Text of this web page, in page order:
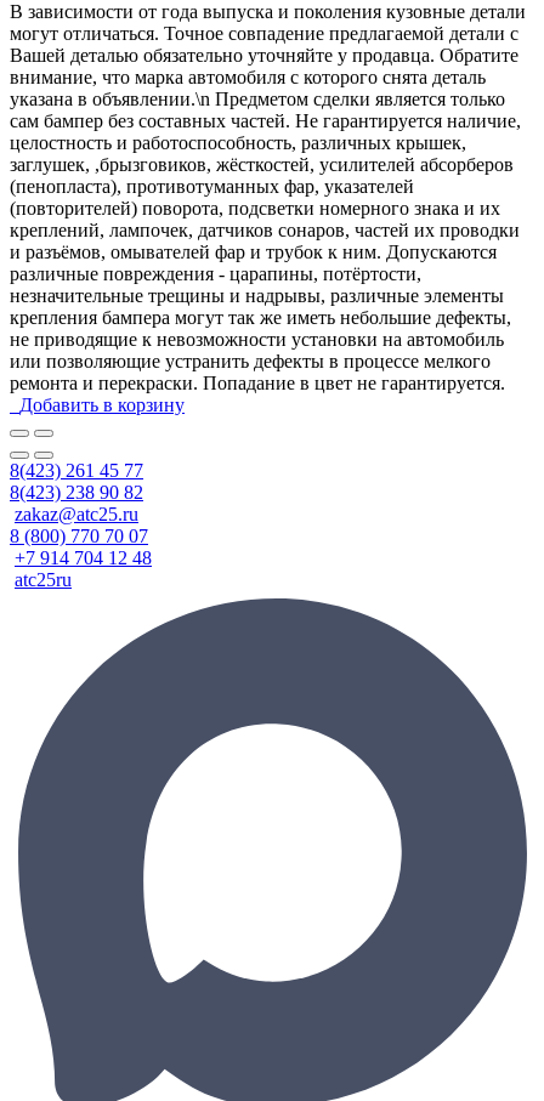
В зависимости от года выпуска и поколения кузовные детали
могут отличаться. Точное совпадение предлагаемой детали с
Вашей деталью обязательно уточняйте у продавца. Обратите
внимание, что марка автомобиля с которого снята деталь
указана в объявлении.\n Предметом сделки является только
сам бампер без составных частей. Не гарантируется наличие,
целостность и работоспособность, различных крышек,
заглушек, ,брызговиков, жёсткостей, усилителей абсорберов
(пенопласта), противотуманных фар, указателей
(повторителей) поворота, подсветки номерного знака и их
креплений, лампочек, датчиков сонаров, частей их проводки
и разъёмов, омывателей фар и трубок к ним. Допускаются
различные повреждения - царапины, потёртости,
незначительные трещины и надрывы, различные элементы
крепления бампера могут так же иметь небольшие дефекты,
не приводящие к невозможности установки на автомобиль
или позволяющие устранить дефекты в процессе мелкого
ремонта и перекраски. Попадание в цвет не гарантируется.
Добавить в корзину
8(423) 261 45 77
8(423) 238 90 82
zakaz@atc25.ru
8 (800) 770 70 07
+7 914 704 12 48
atc25ru